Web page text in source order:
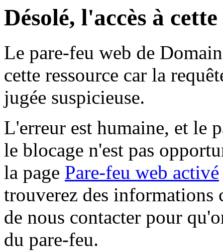
Désolé, l'accès à
Le pare-feu web de
cette ressource car la
jugée suspicieuse.
L'erreur est humaine, et le
le blocage n'est pas
la page Pare-feu web activé
trouverez des informations
de nous contacter pour
du pare-feu.